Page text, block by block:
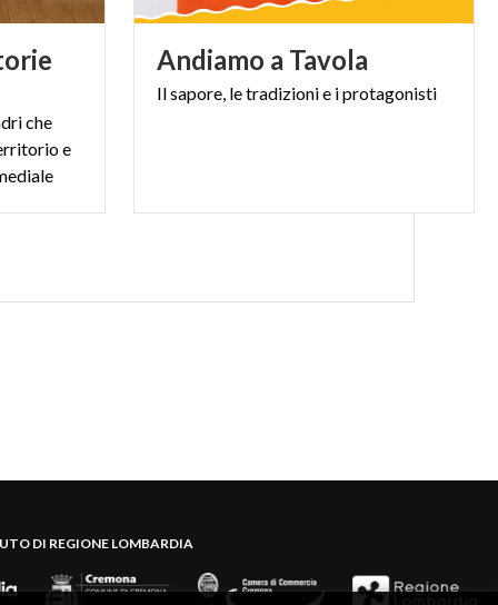
che
e
Andiamo a Tavola
Ilsapore, letradizionie iprotagonisti
DI REGIONE LOMBARDIA